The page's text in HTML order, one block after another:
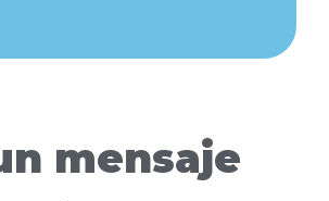
mensaje